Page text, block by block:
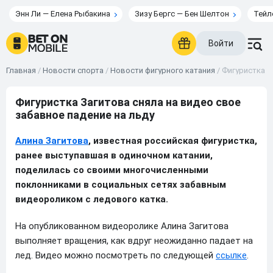
Энн Ли — Елена Рыбакина Зизу Бергс — Бен Шелтон
Войти
Главная / Новости спорта / Новости фигурного катания / Фигуристка
Фигуристка Загитова сняла на видео свое
забавное падение на льду
Алина Загитова, известная российская фигуристка,
ранее выступавшая в одиночном катании,
поделилась со своими многочисленными
поклонниками в социальных сетях забавным
видеороликом с ледового катка.
На опубликованном видеоролике Алина Загитова
выполняет вращения, как вдруг неожиданно падает на
лед. Видео можно посмотреть по следующей ссылке.